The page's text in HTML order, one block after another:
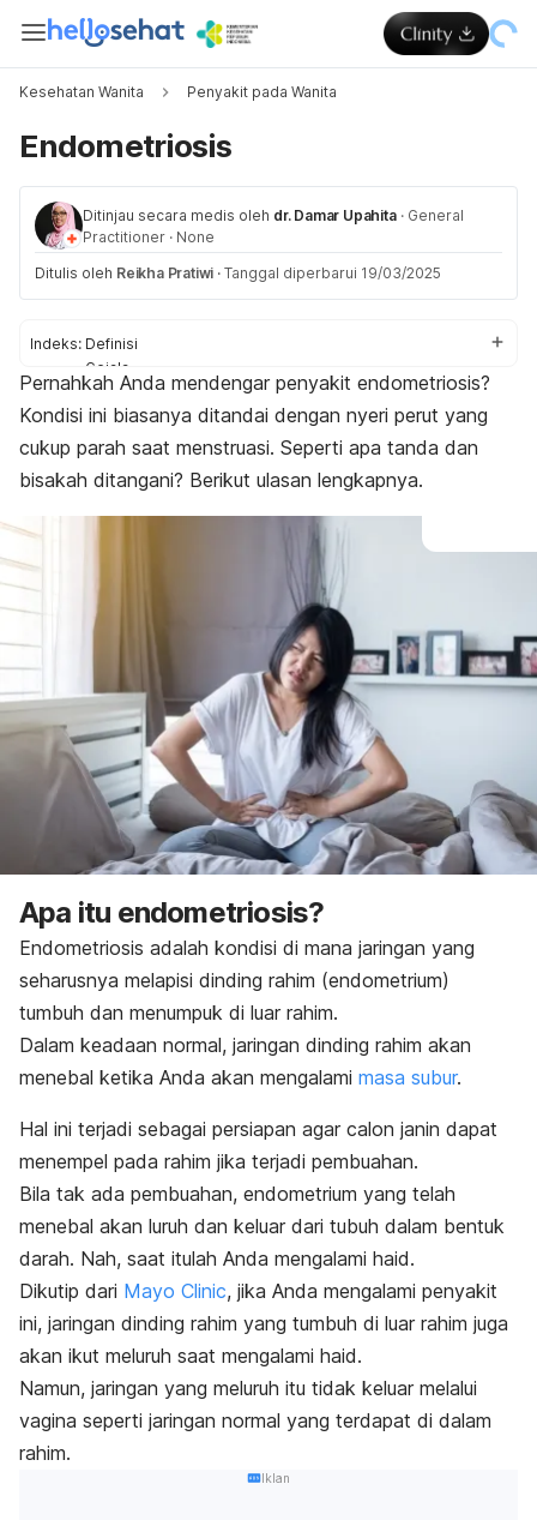
Kesehatan Wanita Penyakit pada Wanita
Endometriosis
Ditinjau secara medis oleh dr. Damar Upahita · General
Practitioner · None
Ditulis oleh Reikha Pratiwi · Tanggal diperbarui 19/03/2025
Indeks: Definisi
Gejala
Penyebab
Faktor risiko
Diagnosis
Pengobatan rumahan
Pernahkah Anda mendengar penyakit endometriosis?
Kondisi ini biasanya ditandai dengan nyeri perut yang
cukup parah saat menstruasi. Seperti apa tanda dan
bisakah ditangani? Berikut ulasan lengkapnya.
Apa itu endometriosis?
Endometriosis adalah kondisi di mana jaringan yang
seharusnya melapisi dinding rahim (endometrium)
tumbuh dan menumpuk di luar rahim.
Dalam keadaan normal, jaringan dinding rahim akan
menebal ketika Anda akan mengalami masa subur.
Hal ini terjadi sebagai persiapan agar calon janin dapat
menempel pada rahim jika terjadi pembuahan.
Bila tak ada pembuahan, endometrium yang telah
menebal akan luruh dan keluar dari tubuh dalam bentuk
darah. Nah, saat itulah Anda mengalami haid.
Dikutip dari Mayo Clinic, jika Anda mengalami penyakit
ini, jaringan dinding rahim yang tumbuh di luar rahim juga
akan ikut meluruh saat mengalami haid.
Namun, jaringan yang meluruh itu tidak keluar melalui
vagina seperti jaringan normal yang terdapat di dalam
rahim.
Iklan